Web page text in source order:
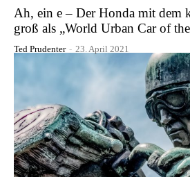
Ah, ein e – Der Honda mit dem
groß als „World Urban Car of
Ted Prudenter - 23. April 2021